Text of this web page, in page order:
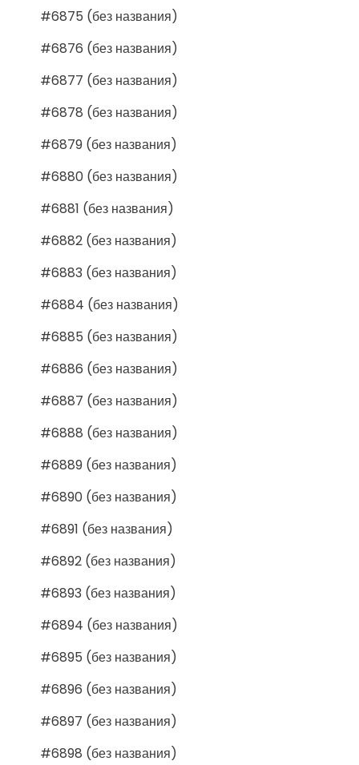
#6875 (без названия)
#6876 (без названия)
#6877 (без названия)
#6878 (без названия)
#6879 (без названия)
#6880 (без названия)
#6881 (без названия)
#6882 (без названия)
#6883 (без названия)
#6884 (без названия)
#6885 (без названия)
#6886 (без названия)
#6887 (без названия)
#6888 (без названия)
#6889 (без названия)
#6890 (без названия)
#6891 (без названия)
#6892 (без названия)
#6893 (без названия)
#6894 (без названия)
#6895 (без названия)
#6896 (без названия)
#6897 (без названия)
#6898 (без названия)